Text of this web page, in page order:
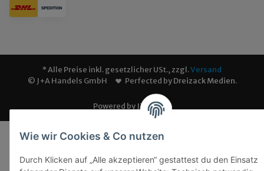
Wie wir Cookies & Co nutzen
Durch Klicken auf „Alle akzeptieren“ gestattest du den Einsatz
* Alle Preise inkl. gesetzlicher USt., zzgl.Versand
© J+A Handels GmbH
Perfected byDreizack Medien.
Powered by JTL-Shop